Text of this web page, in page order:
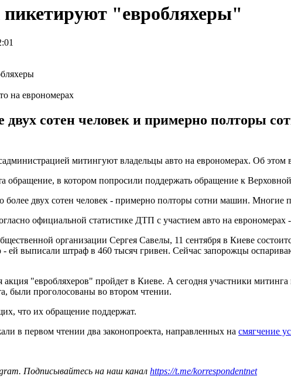
"евробляхеры"
на еврономерах
сотен человек и примерно полторы
митингуют владельцы авто на еврономерах. Об этом в
обращение, в котором попросили поддержать обращение к
двух сотен человек - примерно полторы сотни машин. Многие
официальной статистике ДТП с участием авто на еврономерах
организации Сергея Савелы, 11 сентября в Киеве
- ей выписали штраф в 460 тысяч гривен. Сейчас запорожцы
акция "евробляхеров" пройдет в Киеве. А сегодня участники
были проголосованы во втором чтении.
что их обращение поддержат.
в первом чтении два законопроекта, направленных на смягчение
Подписывайтесь на наш канал https://t.me/korrespondentnet